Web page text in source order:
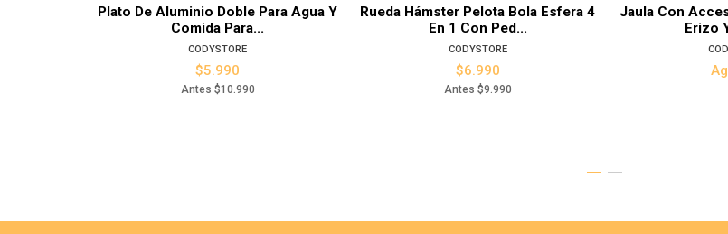
Plato De Aluminio Doble Para Agua Y
Comida Para...
CODYSTORE
$5.990
Antes $10.990
Rueda Hámster Pelota Bola Esfera 4
En 1 Con Ped...
CODYSTORE
$6.990
Antes $9.990
Jaula Con
Erizo